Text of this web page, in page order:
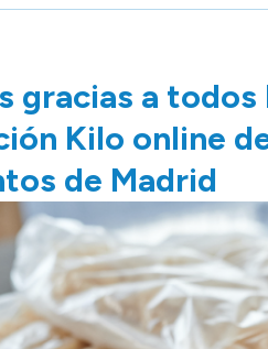
gracias a
Kilo online
de Madrid